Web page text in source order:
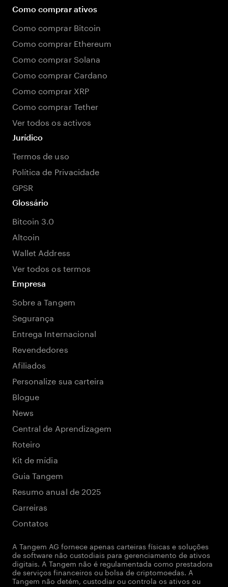
Como comprar ativos
Como comprar Bitcoin
Como comprar Ethereum
Como comprar Solana
Como comprar Cardano
Como comprar XRP
Como comprar Tether
Ver todos os activos
Jurídico
Termos de uso
Política de Privacidade
GPSR
Glossário
Bitcoin 3.0
Altcoin
Wallet Address
Ver todos os termos
Empresa
Sobre a Tangem
Segurança
Entrega Internacional
Revendedores
Afiliados
Personalize sua carteira
Blogue
News
Central de Aprendizagem
Roteiro
Kit de mídia
Guia Tangem
Resumo anual de 2025
Carreiras
Contatos
A Tangem AG fornece apenas carteiras físicas e soluções
de software não custodiais para gerenciamento de ativos
digitais. A Tangem não é regulamentada como prestadora
de serviços financeiros ou bolsa de criptomoedas. A
Tangem não detém, custodiar ou controla os ativos ou